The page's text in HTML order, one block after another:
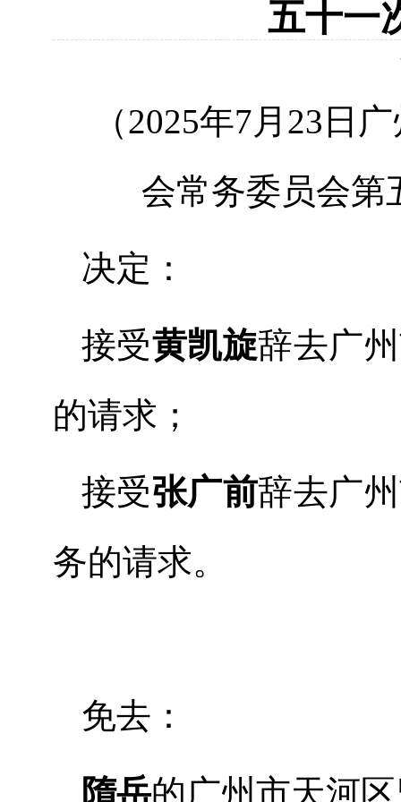
五十一
（2025年7月23 日
会常务委员会第
决定：
接受黄凯旋辞去广
的请求；
接受张广前辞去广
务的请求。
免去：
隋岳的广州市天河